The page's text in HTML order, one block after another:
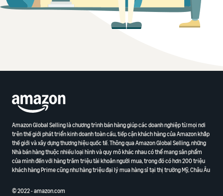
Amazon Global Selling là chương trình bán hàng giúp các doanh nghiệp từ mọi nơi
trên thế giới phát triển kinh doanh toàn cầu, tiếp cận khách hàng của Amazon khắp
thế giới và xây dựng thương hiệu quốc tế. Thông qua Amazon Global Selling, những
Nhà bán hàng thuộc nhiều loại hình và quy mô khác nhau có thể mang sản phẩm
của mình đến với hàng trăm triệu tài khoản người mua, trong đó có hơn 200 triệu
khách hàng Prime cũng như hàng triệu đại lý mua hàng sỉ tại thị trường Mỹ, Châu Âu
© 2022 - amazon.com